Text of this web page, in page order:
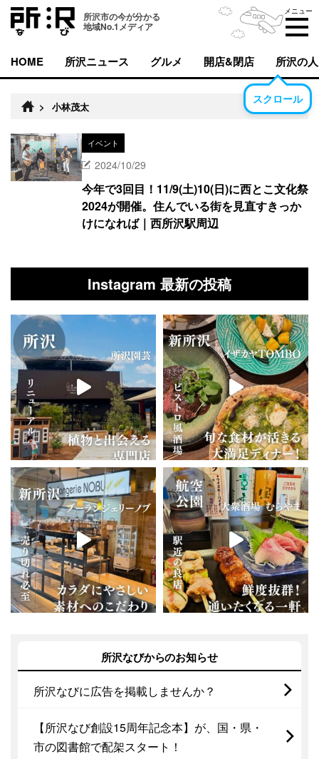
所沢市の今が分かる
地域No.1メディア
メニュー
HOME 所沢ニュース グルメ 開店&閉店 所沢の人
スクロール
> 小林茂太
イベント
2024/10/29
今年で3回目！11/9(土)10(日)に西とこ文化祭
2024が開催。住んでいる街を見直すきっか
けになれば｜西所沢駅周辺
Instagram 最新の投稿
所沢なびからのお知らせ
所沢なびに広告を掲載しませんか？
【所沢なび創設15周年記念本】が、国・県・
市の図書館で配架スタート！